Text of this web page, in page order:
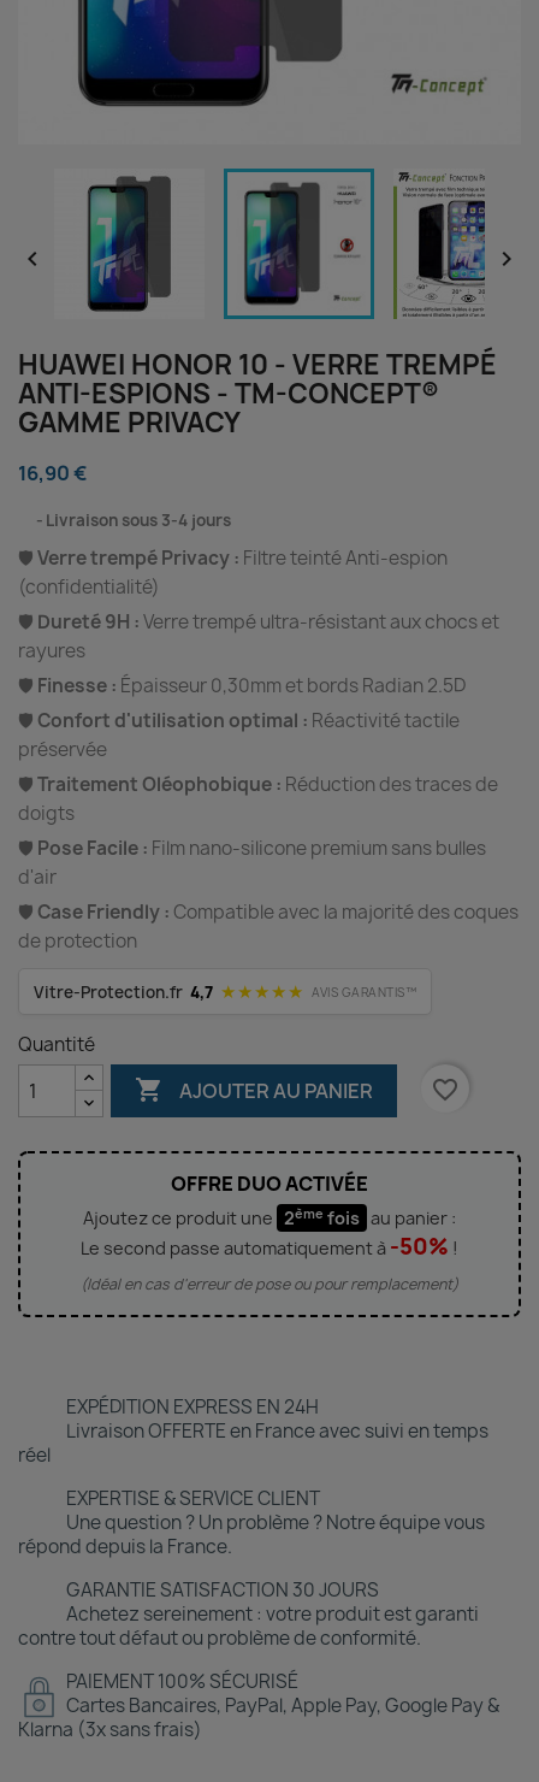
 
HUAWEI HONOR 10 - VERRE TREMPÉ
ANTI-ESPIONS - TM-CONCEPT®
GAMME PRIVACY
16,90 €
Livraison sous 3-4 jours
🛡️Verre trempé Privacy : Filtre teinté Anti-espion
(confidentialité)
🛡️ Dureté 9H :Verre trempé ultra-résistant aux chocs et
rayures
🛡️ Finesse : Épaisseur 0,30mm et bords Radian 2.5D
🛡️ Confort d'utilisation optimal : Réactivité tactile
préservée
🛡️Traitement Oléophobique : Réduction des traces de
doigts
🛡️ Pose Facile : Film nano-silicone premium sans bulles
d'air
🛡️ Case Friendly : Compatible avec la majorité des coques
de protection
Vitre-Protection.fr 4,7 ★★★★★ AVIS GARANTIS™
Quantité
 AJOUTER AU PANIER favorite_border
OFFRE DUO ACTIVÉE
Ajoutez ce produit une 2ème fois au panier :
Le second passe automatiquement à -50% !
(Idéal en cas d'erreur de pose ou pour remplacement)
EXPÉDITION EXPRESS EN 24H
Livraison OFFERTE en France avec suivi en temps
réel
EXPERTISE & SERVICE CLIENT
Une question ? Un problème ? Notre équipe vous
répond depuis la France.
GARANTIE SATISFACTION 30 JOURS
Achetez sereinement : votre produit est garanti
contre tout défaut ou problème de conformité.
PAIEMENT 100% SÉCURISÉ
Cartes Bancaires, PayPal, Apple Pay, Google Pay &
Klarna (3x sans frais)